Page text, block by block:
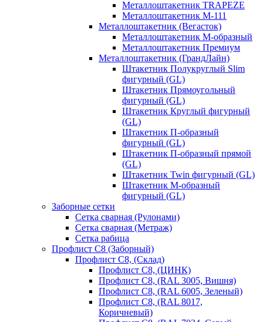
Металлоштакетник TRAPEZE
Металлоштакетник М-111
Металлоштакетник (Вегасток)
Металлоштакетник М-образный
Металлоштакетник Премиум
Металлоштакетник (ГрандЛайн)
Штакетник Полукруглый Slim
фигурный (GL)
Штакетник Прямоугольный
фигурный (GL)
Штакетник Круглый фигурный
(GL)
Штакетник П-образный
фигурный (GL)
Штакетник П-образный прямой
(GL)
Штакетник Twin фигурный (GL)
Штакетник М-образный
фигурный (GL)
Заборные сетки
Сетка сварная (Рулонами)
Сетка сварная (Метраж)
Сетка рабица
Профлист С8 (Заборный)
Профлист С8, (Склад)
Профлист С8, (ЦИНК)
Профлист С8, (RAL 3005, Вишня)
Профлист С8, (RAL 6005, Зеленый)
Профлист С8, (RAL 8017,
Коричневый)